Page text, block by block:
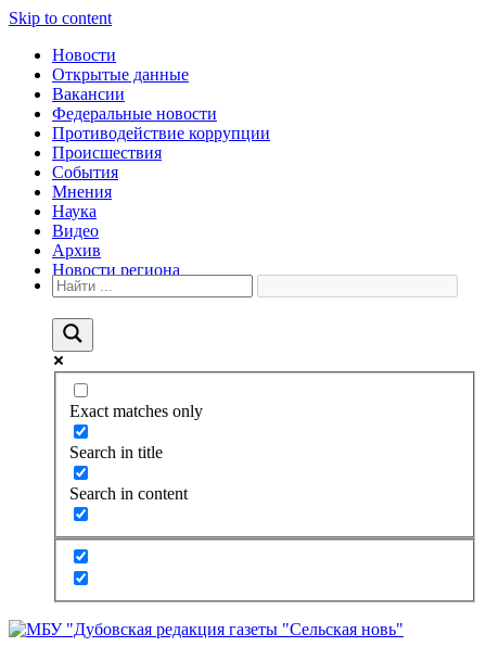
Skip to content
Новости
Открытые данные
Вакансии
Федеральные новости
Противодействие коррупции
Происшествия
События
Мнения
Наука
Видео
Архив
Новости региона
Exact matches only
Search in title
Search in content